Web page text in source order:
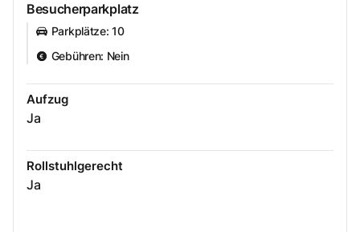
Besucherparkplatz
Parkplätze: 10
Gebühren: Nein
Aufzug
Ja
Rollstuhlgerecht
Ja